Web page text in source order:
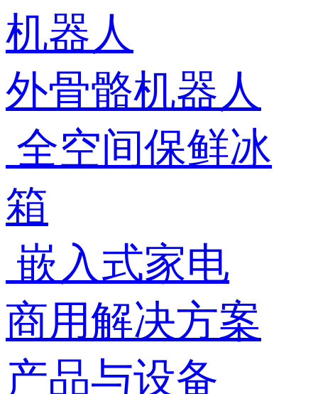
机器人
外骨骼机器人
全空间保鲜冰
箱
嵌入式家电
商用解决方案
产品与设备